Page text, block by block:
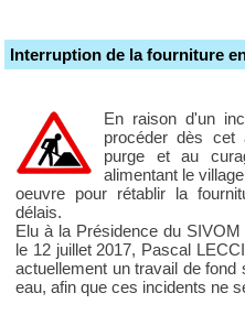
Interruption de la fourniture
En raison d'un
procéder dès cet
purge et au
alimentant le
oeuvre pour rétablir la
délais.
Elu à la Présidence du
le 12 juillet 2017, Pascal
actuellement un travail de
eau, afin que ces incidents ne